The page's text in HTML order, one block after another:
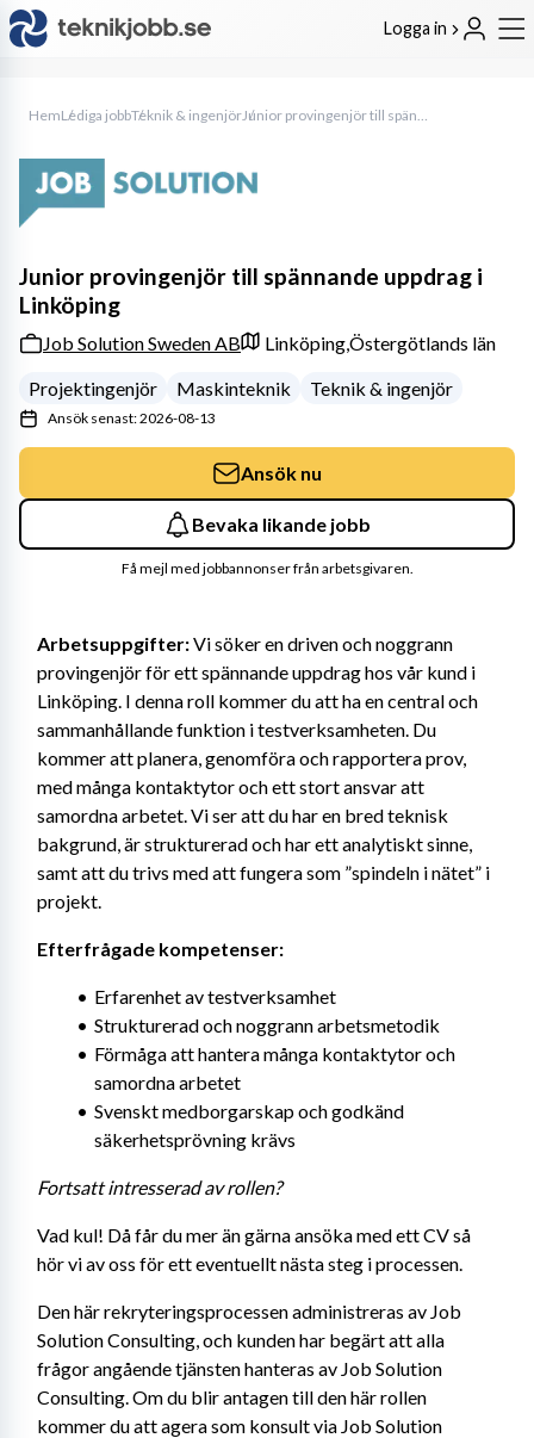
Logga in
HemLediga jobbTeknik & ingenjör Junior provingenjör till spännande uppdrag i Linköping
Arbetsuppgifter: Vi söker en driven och noggrann
provingenjör för ett spännande uppdrag hos vår kund i
Linköping. I denna roll kommer du att ha en central och
sammanhållande funktion i testverksamheten. Du
kommer att planera, genomföra och rapportera prov,
med många kontaktytor och ett stort ansvar att
samordna arbetet. Vi ser att du har en bred teknisk
bakgrund, är strukturerad och har ett analytiskt sinne,
samt att du trivs med att fungera som ”spindeln i nätet” i
projekt.
Efterfrågade kompetenser:
Erfarenhet av testverksamhet
Strukturerad och noggrann arbetsmetodik
Förmåga att hantera många kontaktytor och
samordna arbetet
Svenskt medborgarskap och godkänd
säkerhetsprövning krävs
Fortsatt intresserad av rollen?
Vad kul! Då får du mer än gärna ansöka med ett CV så
hör vi av oss för ett eventuellt nästa steg i processen.
Den här rekryteringsprocessen administreras av Job
Solution Consulting, och kunden har begärt att alla
frågor angående tjänsten hanteras av Job Solution
Consulting. Om du blir antagen till den här rollen
kommer du att agera som konsult via Job Solution
Junior provingenjör till spännande uppdrag i
Linköping
Job Solution Sweden AB Linköping,Östergötlands län
Projektingenjör
Maskinteknik Teknik & ingenjör
Ansök senast: 2026-08-13
Ansök nu
Bevaka likande jobb
Få mejl med jobbannonser från arbetsgivaren.